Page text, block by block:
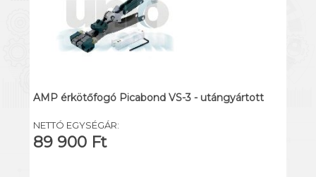
AMP érkötőfogó Picabond VS-3 - utángyártott
NETTÓ EGYSÉGÁR:
89 900 Ft